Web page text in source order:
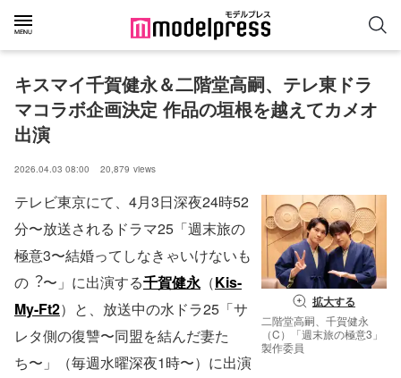
キスマイ千賀健永＆二階堂高嗣、テレ東ドラ
マコラボ企画決定 作品の垣根を越えてカメオ
出演
2026.04.03 08:00 20,879 views
拡大する
二階堂高嗣、千賀健永
（C）「週末旅の極意3」
製作委員
テレビ東京にて、4⽉3⽇深夜24時52
分〜放送されるドラマ25「週末旅の
極意3〜結婚ってしなきゃいけないも
の︖〜」に出演する千賀健永（Kis-
My-Ft2）と、放送中の⽔ドラ25「サ
レタ側の復讐〜同盟を結んだ妻た
ち〜」（毎週⽔曜深夜1時〜）に出演